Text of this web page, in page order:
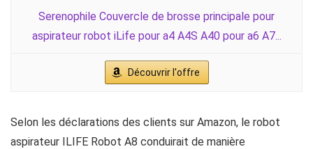
Serenophile Couvercle de brosse principale pour
aspirateur robot iLife pour a4 A4S A40 pour a6 A7...
Découvrir l'offre
Selon les déclarations des clients sur Amazon, le robot
aspirateur ILIFE Robot A8 conduirait de manière